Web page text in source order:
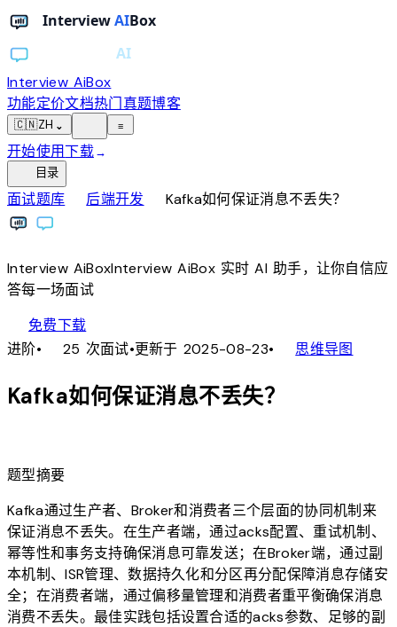
Interview AiBox
功能定价文档热门真题博客
🇨🇳ZH ⌄ ≡
开始使用下载→
目录
面试题库chevron_right后端开发chevron_right Kafka如何保证消息不丢失？
Interview AiBoxInterviewAiBox实时 AI 助手，让你自信应
答每一场面试
免费下载
进阶• 25 次面试•更新于 2025-08-23• account_tree思维导图
Kafka如何保证消息不丢失？
题型摘要
Kafka通过生产者、Broker和消费者三个层面的协同机制来
保证消息不丢失。在生产者端，通过acks配置、重试机制、
幂等性和事务支持确保消息可靠发送；在Broker端，通过副
本机制、ISR管理、数据持久化和分区再分配保障消息存储安
全；在消费者端，通过偏移量管理和消费者重平衡确保消息
消费不丢失。最佳实践包括设置合适的acks参数、足够的副